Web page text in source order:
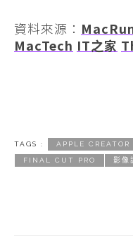
資料來源：
MacTech IT之家
TAGS : APPLE CREATOR
FINAL CUT PRO 影像